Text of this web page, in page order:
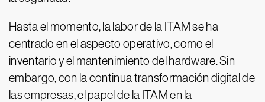
Hasta el momento, la labor de la ITAM se ha
centrado en el aspecto operativo, como el
inventario y el mantenimiento del hardware. Sin
embargo, con la continua transformación digital de
las empresas, el papel de la ITAM en la